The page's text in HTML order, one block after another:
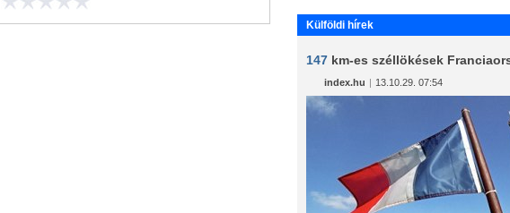
Külföldi hírek
147 km-es széllökések
index.hu | 13.10.29. 07:54